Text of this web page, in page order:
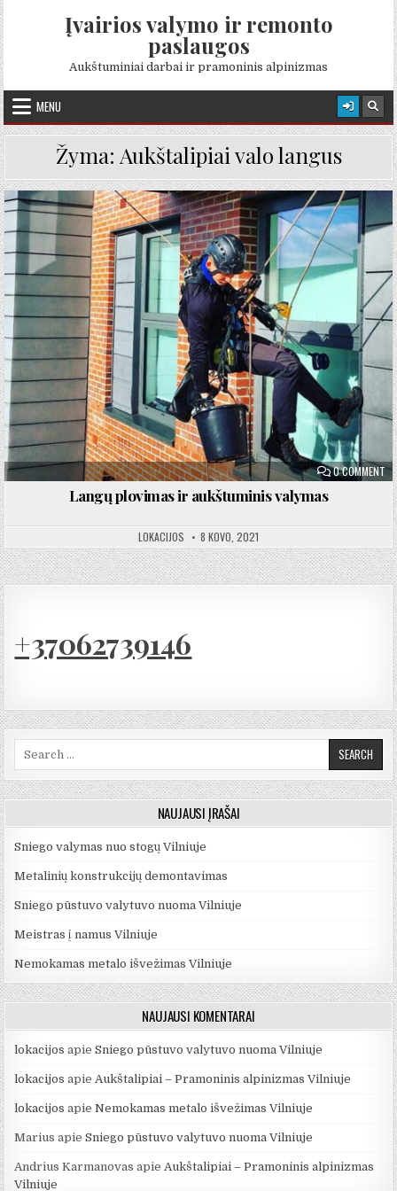
Skip to content
Įvairios valymo ir remonto
paslaugos
Aukštuminiai darbai ir pramoninis alpinizmas
MENU
Žyma: Aukštalipiai valo langus
0 COMMENT
Posted in
Langų plovimas ir aukštuminis valymas
LOKACIJOS 8 KOVO, 2021
+37062739146
Search for:
NAUJAUSI ĮRAŠAI
Sniego valymas nuo stogų Vilniuje
Metalinių konstrukcijų demontavimas
Sniego pūstuvo valytuvo nuoma Vilniuje
Meistras į namus Vilniuje
Nemokamas metalo išvežimas Vilniuje
NAUJAUSI KOMENTARAI
lokacijos apieSniego pūstuvo valytuvo nuoma Vilniuje
lokacijos apieAukštalipiai – Pramoninis alpinizmas Vilniuje
lokacijos apieNemokamas metalo išvežimas Vilniuje
Marius apieSniego pūstuvo valytuvo nuoma Vilniuje
Andrius Karmanovas apieAukštalipiai – Pramoninis alpinizmas
Vilniuje